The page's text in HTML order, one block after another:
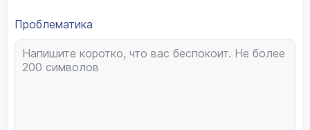
Проблематика